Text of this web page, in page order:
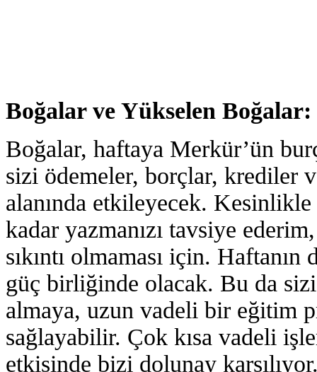
Boğalar ve Yükselen Boğalar:
Boğalar, haftaya Merkür’ün
sizi ödemeler, borçlar, krediler
alanında etkileyecek.
kadar yazmanızı tavsiye
sıkıntı olmaması için.
güç birliğinde olacak. Bu da
almaya, uzun vadeli bir eğitim
sağlayabilir. Çok kısa vadeli
etkisinde bizi dolunay